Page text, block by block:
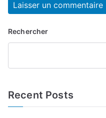
Rechercher
Recent Posts